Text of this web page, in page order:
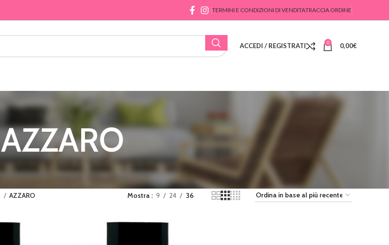
TERMINI E CONDIZIONI DI VENDITATRACCIA ORDINE
ACCEDI / REGISTRATI 0 0,00€
AZZARO
AZZARO Mostra 9 24 36